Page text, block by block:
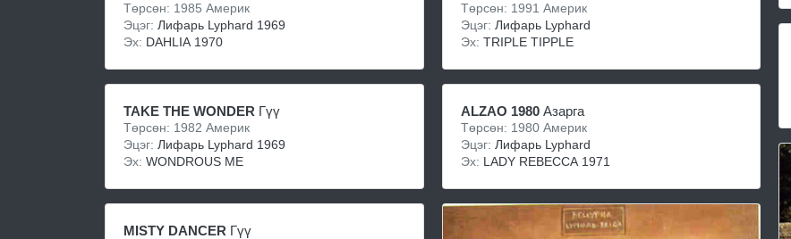
Төрсөн: 1985 Америк
Эцэг: Лифарь Lyphard 1969
Эх: DAHLIA 1970
TAKE THE WONDER Гүү
Төрсөн: 1982 Америк
Эцэг: Лифарь Lyphard 1969
Эх: WONDROUS ME
MISTY DANCER Гүү
Төрсөн: 1991 Америк
Эцэг: Лифарь Lyphard
Эх: TRIPLE TIPPLE
ALZAO 1980Азарга
Төрсөн: 1980 Америк
Эцэг: Лифарь Lyphard
Эх: LADY REBECCA 1971